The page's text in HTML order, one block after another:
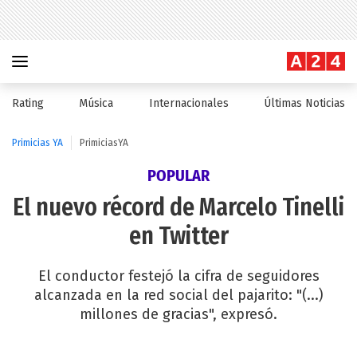
Rating Música Internacionales Últimas Noticias
Primicias YA PrimiciasYA
POPULAR
El nuevo récord de Marcelo Tinelli
en Twitter
El conductor festejó la cifra de seguidores
alcanzada en la red social del pajarito: "(...)
millones de gracias", expresó.